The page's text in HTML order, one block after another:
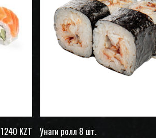
1240 KZT Унаги ролл 8 шт.